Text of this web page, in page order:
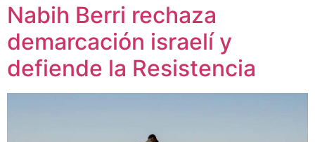
Nabih Berri rechaza
demarcación israelí y
defiende la Resistencia